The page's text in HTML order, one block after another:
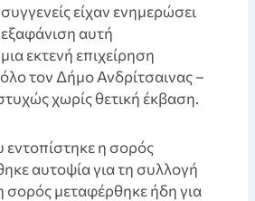
είχαν ενημερώσει
αυτή
εκτενή επιχείρηση
τον Δήμο Ανδρίτσαινας –
χωρίς θετική έκβαση.
η σορός
αυτοψία για τη συλλογή
σορός μεταφέρθηκε ήδη για